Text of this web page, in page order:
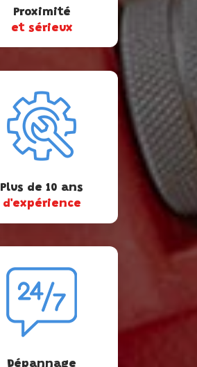
Proximité
et sérieux
Plus de 10 ans
d'expérience
Dépannage